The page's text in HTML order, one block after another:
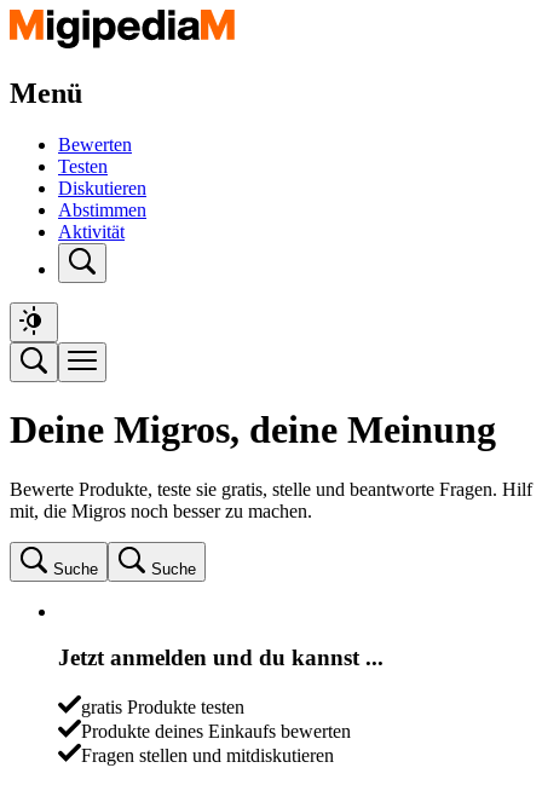
Menü
Bewerten
Testen
Diskutieren
Abstimmen
Aktivität
Deine Migros, deine Meinung
Bewerte Produkte, teste sie gratis, stelle und beantworte Fragen. Hilf
mit, die Migros noch besser zu machen.
Suche Suche
Jetzt anmelden und du kannst ...
gratis Produkte testen
Produkte deines Einkaufs bewerten
Fragen stellen und mitdiskutieren